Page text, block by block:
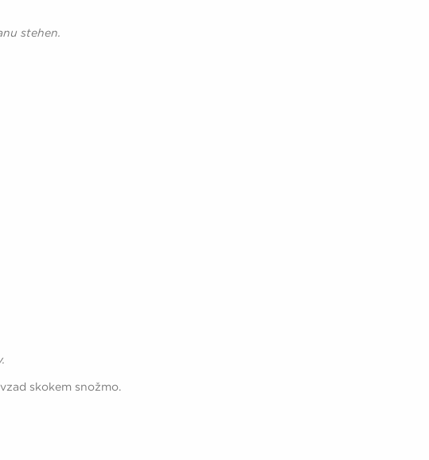
stehen.
skokem snožmo.